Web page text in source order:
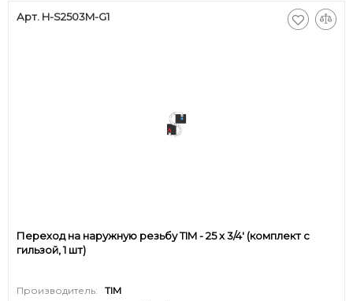
Арт. H-S2503M-G1
Переход на наружную резьбу TIM - 25 x 3/4' (комплект с
гильзой, 1 шт)
Производитель:
TIM